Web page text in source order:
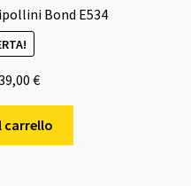
Bond E534
€Il
prezzo
attuale
è:
carrello